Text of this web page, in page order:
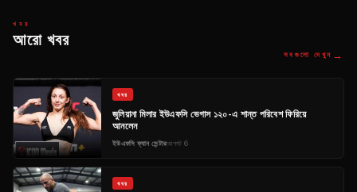
খবর
আরো খবর
সবগুলো দেখুন →
খবর
জুলিয়ানা মিলার ইউএফসি ভেগাস ১২০-এ শান্ত পরিবেশ ফিরিয়ে
আনলেন
ইউএফসি ফ্যান সেন্টারআগস্ট 6
খবর